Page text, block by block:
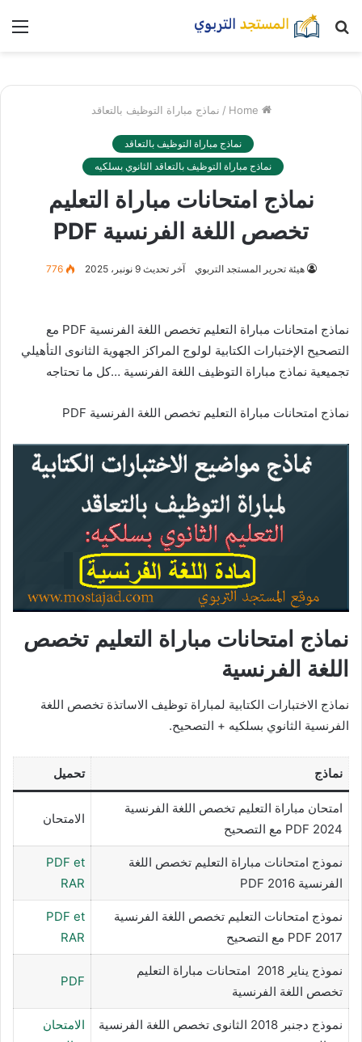
بحث
/ نماذج مباراة التوظيف بالتعاقد
نماذج مباراة التوظيف بالتعاقد
نماذج مباراة التوظيف بالتعاقد الثانوي بسلكيه
نماذج امتحانات مباراة التعليم
تخصص اللغة الفرنسية PDF
هيئة تحرير المستجد التربوي آخر تحديث 9 نونبر، 2025 776
نماذج امتحانات مباراة التعليم تخصص اللغة الفرنسية PDF مع
التصحيح الإختبارات الكتابية لولوج المراكز الجهوية الثانوى التأهيلي
تجميعية نماذج مباراة التوظيف اللغة الفرنسية …كل ما تحتاجه
نماذج امتحانات مباراة التعليم تخصص اللغة الفرنسية PDF
نماذج امتحانات مباراة التعليم تخصص
اللغة الفرنسية
نماذج الاختبارات الكتابية لمباراة توظيف الاساتذة تخصص اللغة
الفرنسية الثانوي بسلكيه + التصحيح.
نماذج تحميل
امتحان مباراة التعليم تخصص اللغة الفرنسية
2024 PDF مع التصحيح
الامتحان
نموذج امتحانات مباراة التعليم تخصص اللغة
الفرنسية PDF 2016
PDF et
RAR
نموذج امتحانات التعليم تخصص اللغة الفرنسية
PDF 2017 مع التصحيح
PDF et
RAR
نموذج يناير 2018 امتحانات مباراة التعليم
تخصص اللغة الفرنسية
PDF
نموذج دجنبر 2018 الثانوى تخصص اللغة الفرنسية
الامتحان